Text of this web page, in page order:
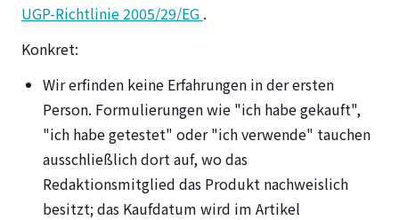
UGP-Richtlinie 2005/29/EG .
Konkret:
Wir erfinden keine Erfahrungen in der ersten
Person. Formulierungen wie "ich habe gekauft",
"ich habe getestet" oder "ich verwende" tauchen
ausschließlich dort auf, wo das
Redaktionsmitglied das Produkt nachweislich
besitzt; das Kaufdatum wird im Artikel